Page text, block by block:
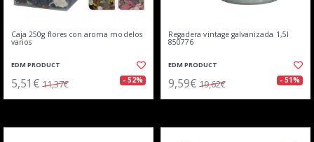
Caja 250g flores con aroma modelos
varios
EDM PRODUCT
5,51€ 11,37€ - 52%
Regadera vintage galvanizada 1,5l
850776
EDM PRODUCT
9,59€ 19,62€ - 51%